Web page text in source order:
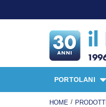
PORTOLANI
HOME / PRODOTTI